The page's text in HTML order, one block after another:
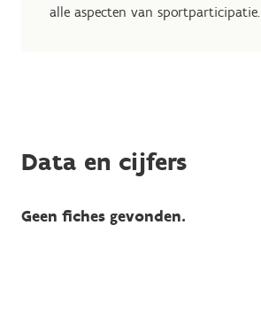
alle aspecten van sportparticipatie.
Data en cijfers
Geen fiches gevonden.